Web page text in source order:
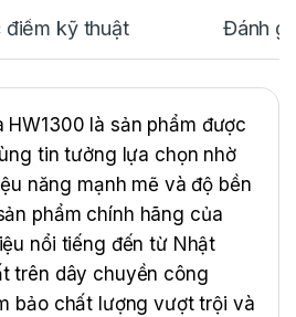
điểm kỹ thuật Đánh
HW1300 là sản phẩm được
tin tưởng lựa chọn nhờ
năng mạnh mẽ và độ bền
phẩm chính hãng của
nổi tiếng đến từ Nhật
trên dây chuyền công
bảo chất lượng vượt trội và